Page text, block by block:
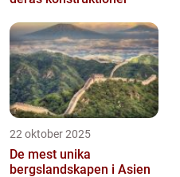
22 oktober 2025
De mest unika
bergslandskapen i Asien